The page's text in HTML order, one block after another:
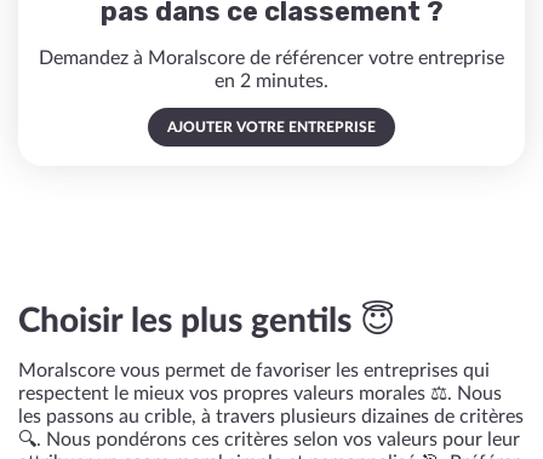
pas dans ce classement ?
Demandez à Moralscore de référencer votre entreprise
en 2 minutes.
AJOUTER VOTRE ENTREPRISE
Choisir les plus gentils 😇
Moralscore vous permet de favoriser les entreprises qui
respectent le mieux vos propres valeurs morales ⚖️. Nous
les passons au crible, à travers plusieurs dizaines de critères
🔍. Nous pondérons ces critères selon vos valeurs pour leur